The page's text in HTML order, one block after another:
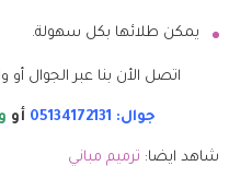
يمكن طلائها بكل سهولة.
اتصل الأن بنا عبر الجوال أو
جوال: 05134172131 أو
شاهد ايضا: ترميم مباني